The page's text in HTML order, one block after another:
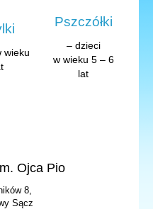
wieku
Pszczółki
– dzieci
w wieku 5 – 6
lat
Ojca Pio
8,
Sącz